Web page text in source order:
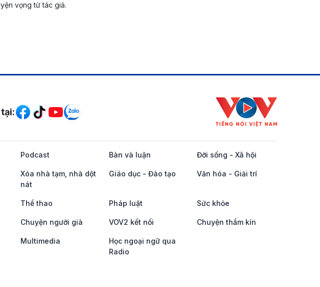
vọng từ tác giả.
hội
Podcast Bàn và luận Đời sống - Xã hội
Xóa nhà tạm, nhà dột
nát
Giáo dục - Đào tạo Văn hóa - Giải trí
Thể thao Pháp luật Sức khỏe
Chuyện người già VOV2 kết nối Chuyện thầm kín
Multimedia
Học ngoại ngữ qua
Radio